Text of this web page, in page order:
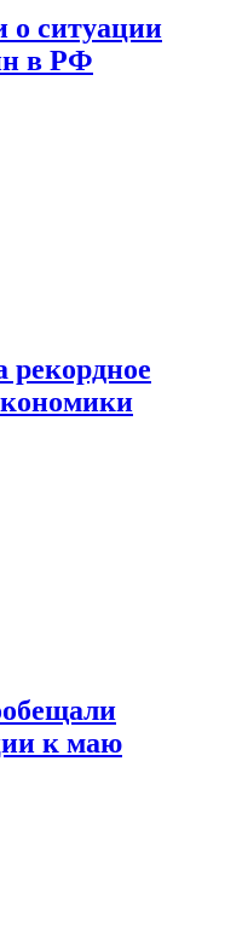
о ситуации
в РФ
к маю